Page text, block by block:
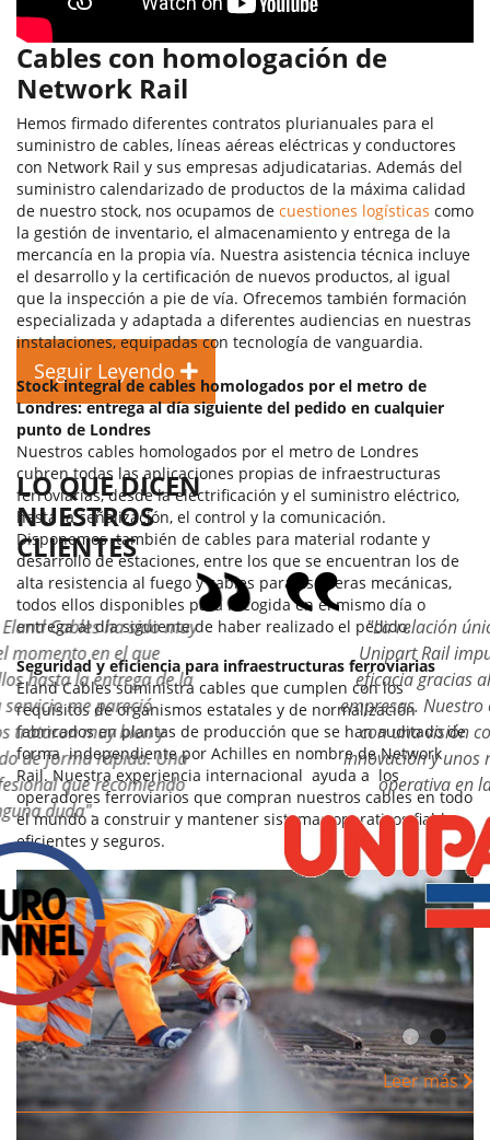
Cables con homologación de
Network Rail
Hemos firmado diferentes contratos plurianuales para el
suministro de cables, líneas aéreas eléctricas y conductores
con Network Rail y sus empresas adjudicatarias. Además del
suministro calendarizado de productos de la máxima calidad
de nuestro stock, nos ocupamos de cuestiones logísticas como
la gestión de inventario, el almacenamiento y entrega de la
mercancía en la propia vía. Nuestra asistencia técnica incluye
el desarrollo y la certificación de nuevos productos, al igual
que la inspección a pie de vía. Ofrecemos también formación
especializada y adaptada a diferentes audiencias en nuestras
instalaciones, equipadas con tecnología de vanguardia.
Stock integral de cables homologados por el metro de
Londres: entrega al día siguiente del pedido en cualquier
punto de Londres
Nuestros cables homologados por el metro de Londres
cubren todas las aplicaciones propias de infraestructuras
ferroviarias, desde la electrificación y el suministro eléctrico,
hasta la señalización, el control y la comunicación.
Disponemos también de cables para material rodante y
desarrollo de estaciones, entre los que se encuentran los de
alta resistencia al fuego y cables para escaleras mecánicas,
todos ellos disponibles para recogida en el mismo día o
entrega al día siguiente de haber realizado el pedido.
Seguridad y eficiencia para infraestructuras ferroviarias
Eland Cables suministra cables que cumplen con los
requisitos de organismos estatales y de normalización
fabricados en plantas de producción que se han auditado de
forma independiente por Achilles en nombre de Network
Rail. Nuestra experiencia internacional ayuda a los
operadores ferroviarios que compran nuestros cables en todo
el mundo a construir y mantener sistemas operativos fiables,
eficientes y seguros.
Seguir Leyendo
LO QUE DICEN
NUESTROS
CLIENTES
"La relación única entre Eland Cables y
Unipart Rail impulsa la colaboración y la
eficacia gracias al compromiso de ambas
empresas. Nuestro objetivo es trabajar juntos
con una visión compartida, alentando la
innovación y unos niveles altos de excelencia
operativa en la industria del cable".
Leer más